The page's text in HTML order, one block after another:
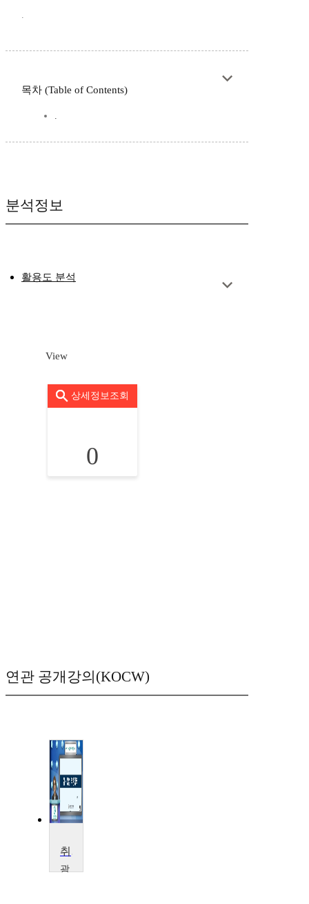
.
목차 (Table of Contents)
.
분석정보
활용도 분석
View
상세정보조회
0
연관 공개강의(KOCW)
취 . 창업 역량강화(21)
광